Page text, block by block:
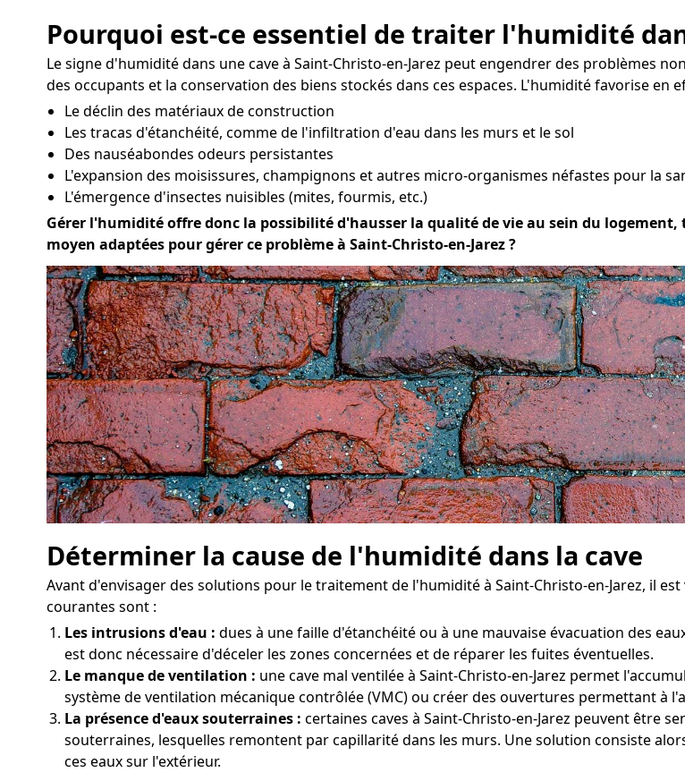
Pourquoi est-ce essentiel de traiter l'humidité
Le signe d'humidité dans une cave à Saint-Christo-en-Jarez peut engendrer des problèmes
des occupants et la conservation des biens stockés dans ces espaces. L'humidité favorise en
Le déclin des matériaux de construction
Les tracas d'étanchéité, comme de l'infiltration d'eau dans les murs et le sol
Des nauséabondes odeurs persistantes
L'expansion des moisissures, champignons et autres micro-organismes néfastes pour la
L'émergence d'insectes nuisibles (mites, fourmis, etc.)
Gérer l'humidité offre donc la possibilité d'hausser la qualité de vie au sein du
moyen adaptées pour gérer ce problème à Saint-Christo-en-Jarez ?
Déterminer la cause de l'humidité dans la cave
Avant d'envisager des solutions pour le traitement de l'humidité à Saint-Christo-en-Jarez, il
courantes sont :
Les intrusions d'eau : dues à une faille d'étanchéité ou à une mauvaise évacuation des
est donc nécessaire d'déceler les zones concernées et de réparer les fuites éventuelles.
Le manque de ventilation : une cave mal ventilée à Saint-Christo-en-Jarez permet
système de ventilation mécanique contrôlée (VMC) ou créer des ouvertures permettant à
La présence d'eaux souterraines : certaines caves à Saint-Christo-en-Jarez peuvent être
souterraines, lesquelles remontent par capillarité dans les murs. Une solution consiste
ces eaux sur l'extérieur.